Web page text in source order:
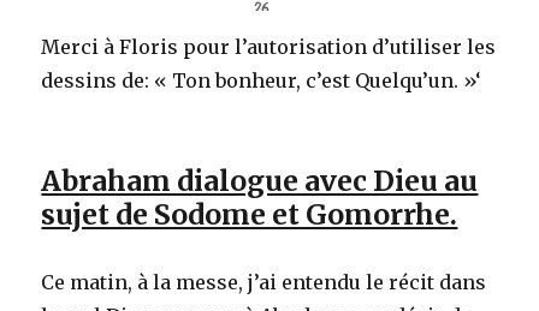
Merci à Floris pour l’autorisation d’utiliser les
dessins de: « Ton bonheur, c’est Quelqu’un. »‘
Abraham dialogue avec Dieu au
sujet de Sodome et Gomorrhe.
Ce matin, à la messe, j’ai entendu le récit dans